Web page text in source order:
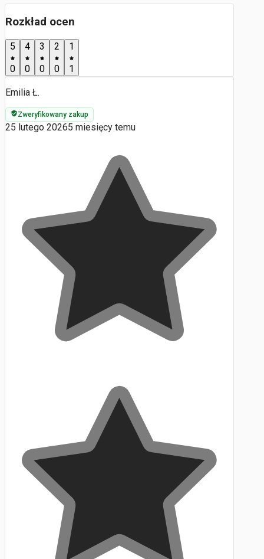
Rozkład ocen
5
0
4
0
3
0
2
0
1
1
Emilia Ł.
Zweryfikowany zakup
25 lutego 20265 miesięcy temu